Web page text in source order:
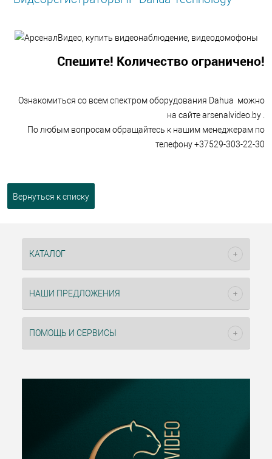
Спешите! Количество ограничено!
Ознакомиться со всем спектром оборудования Dahua можно
на сайте arsenalvideo.by .
По любым вопросам обращайтесь к нашим менеджерам по
телефону +37529-303-22-30
Вернуться к списку
КАТАЛОГ
НАШИ ПРЕДЛОЖЕНИЯ
ПОМОЩЬ И СЕРВИСЫ